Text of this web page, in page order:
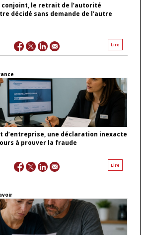
le retrait de l’autorité
décidé sans demande de l’autre
Lire
d’entreprise, une déclaration inexacte
à prouver la fraude
Lire